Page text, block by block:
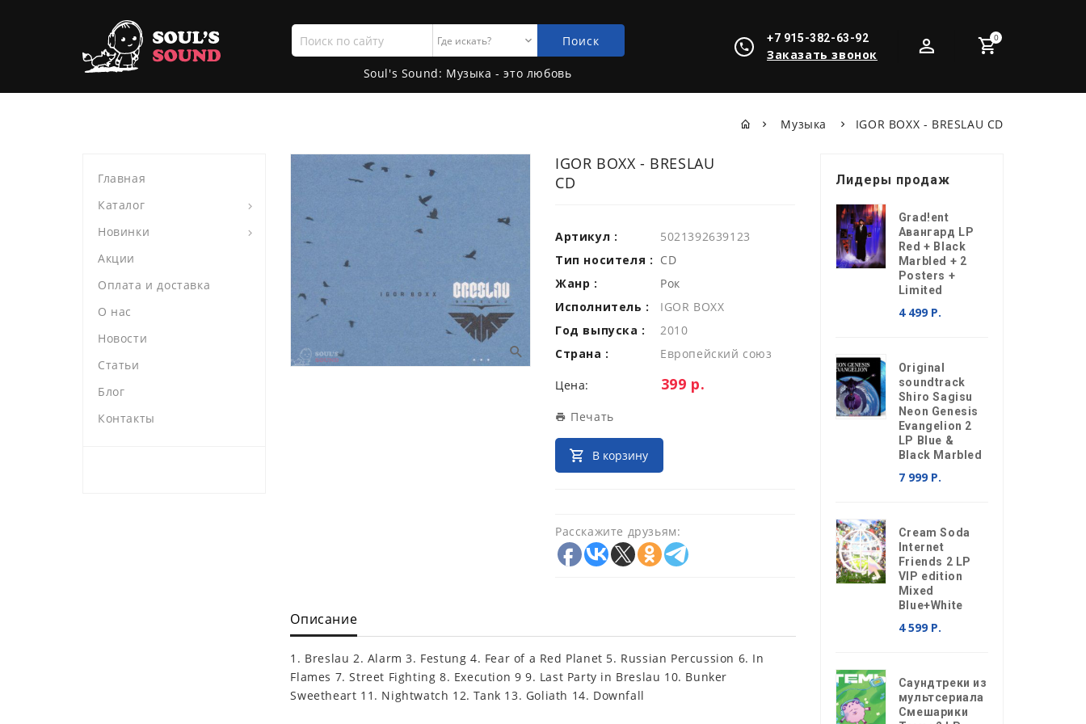
0
+7 915-382-63-92
Заказать звонок
Поиск
по
сайту
Поиск
Soul's Sound: Музыка - это любовь
Музыка IGOR BOXX - BRESLAU CD
Главная
Каталог
Новинки
Акции
Оплата и доставка
О нас
Новости
Статьи
Блог
Контакты
IGOR BOXX - BRESLAU
CD
Артикул :
5021392639123
Тип носителя : CD
Жанр :
Рок
Исполнитель :
IGOR BOXX
Год выпуска :
2010
Страна :
Европейский союз
Цена: Цена:
399 р.
Печать
В корзину
Расскажите друзьям:
Описание
1. Breslau 2. Alarm 3. Festung 4. Fear of a Red Planet 5. Russian Percussion 6. In
Flames 7. Street Fighting 8. Execution 9 9. Last Party in Breslau 10. Bunker
Sweetheart 11. Nightwatch 12. Tank 13. Goliath 14. Downfall
Лидеры продаж
Grad!ent
Авангард LP
Red + Black
Marbled + 2
Posters +
Limited
4 499 Р.
Original
soundtrack
Shiro Sagisu
Neon Genesis
Evangelion 2
LP Blue &
Black Marbled
7 999 Р.
Cream Soda
Internet
Friends 2 LP
VIP edition
Mixed
Blue+White
4 599 Р.
Саундтреки из
мультсериала
Смешарики